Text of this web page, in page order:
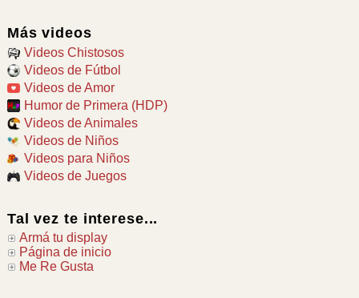
Más videos
Videos Chistosos
Videos de Fútbol
Videos de Amor
Humor de Primera (HDP)
Videos de Animales
Videos de Niños
Videos para Niños
Videos de Juegos
Tal vez te interese...
Armá tu display
Página de inicio
Me Re Gusta